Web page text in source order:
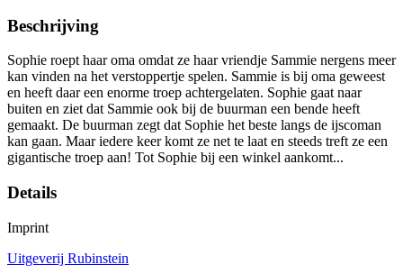
Beschrijving
Sophie roept haar oma omdat ze haar vriendje Sammie nergens meer
kan vinden na het verstoppertje spelen. Sammie is bij oma geweest
en heeft daar een enorme troep achtergelaten. Sophie gaat naar
buiten en ziet dat Sammie ook bij de buurman een bende heeft
gemaakt. De buurman zegt dat Sophie het beste langs de ijscoman
kan gaan. Maar iedere keer komt ze net te laat en steeds treft ze een
gigantische troep aan! Tot Sophie bij een winkel aankomt...
Details
Imprint
Uitgeverij Rubinstein